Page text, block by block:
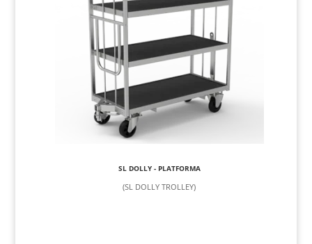
SL DOLLY - PLATFORMA
(SL DOLLY TROLLEY)